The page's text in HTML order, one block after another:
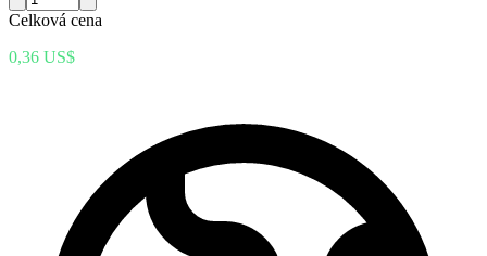
Celková cena
0,36 US$